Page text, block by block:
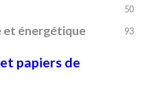
50
et énergétique 93
papiers de